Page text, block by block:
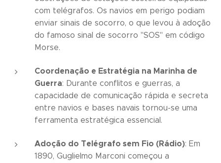
com telégrafos. Os navios em perigo podiam
enviar sinais de socorro, o que levou à adoção
do famoso sinal de socorro "SOS" em código
Morse.
Coordenação e Estratégia na Marinha de
Guerra: Durante conflitos e guerras, a
capacidade de comunicação rápida e secreta
entre navios e bases navais tornou-se uma
ferramenta estratégica essencial.
Adoção do Telégrafo sem Fio (Rádio): Em
1890, Guglielmo Marconi começou a